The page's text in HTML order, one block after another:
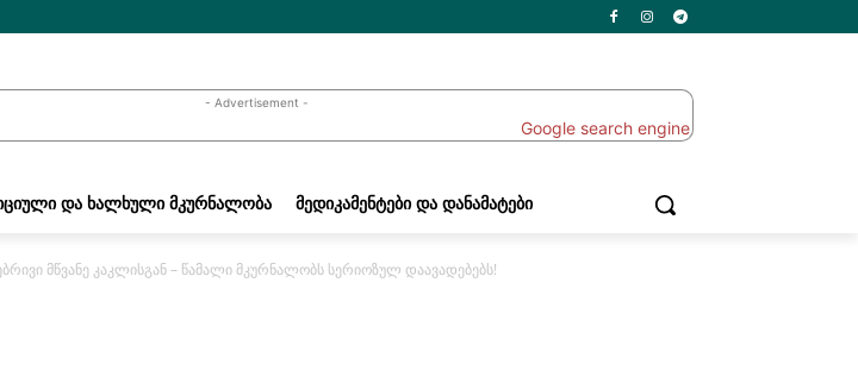
- Advertisement -
ᲓᲐ ᲮᲐᲚᲮᲣᲚᲘ ᲛᲙᲣᲠᲜᲐᲚᲝᲑᲐ ᲛᲔᲓᲘᲙᲐᲛᲔᲜᲢᲔᲑᲘ ᲓᲐ ᲓᲐᲜᲐᲛᲐᲢᲔᲑᲘ
მწვანე კაკლისგან – წამალი მკურნალობს სერიოზულ დაავადებებს!